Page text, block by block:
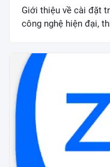
Giới thiệu về cài đặt
công nghệ hiện đại,